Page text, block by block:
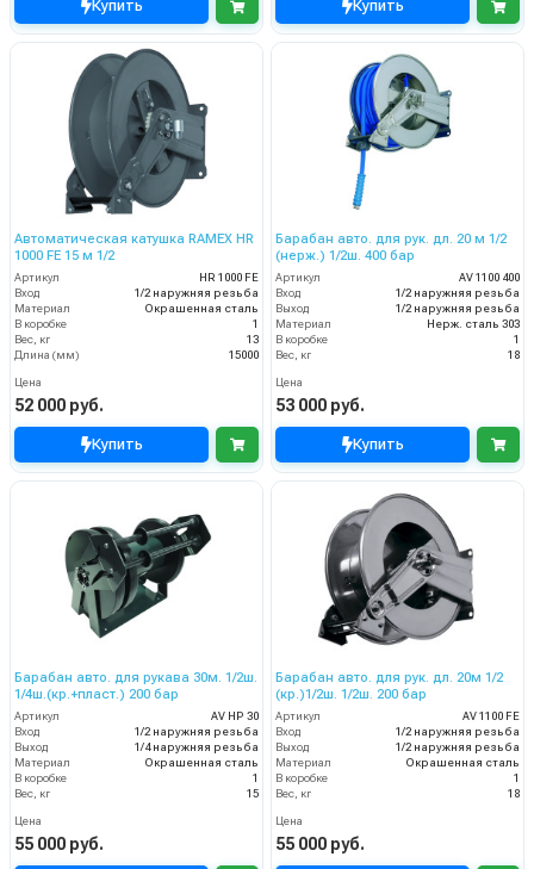
Купить Купить
Автоматическая катушка RAMEX HR
1000 FE 15 м 1/2
Артикул
HR 1000 FE
Вход
1/2 наружняя резьба
Материал
Окрашенная сталь
В коробке
1
Вес, кг
13
Длина (мм)
15000
Цена
52 000 руб.
Купить
Барабан авто. для рук. дл. 20 м 1/2
(нерж.) 1/2ш. 400 бар
Артикул
AV 1100 400
Вход
1/2 наружняя резьба
Выход
1/2 наружняя резьба
Материал
Нерж. сталь 303
В коробке
1
Вес, кг
18
Цена
53 000 руб.
Купить
Барабан авто. для рукава 30м. 1/2ш.
1/4ш.(кр.+пласт.) 200 бар
Артикул
AV HP 30
Вход
1/2 наружняя резьба
Выход
1/4 наружняя резьба
Материал
Окрашенная сталь
В коробке
1
Вес, кг
15
Цена
55 000 руб.
Барабан авто. для рук. дл. 20м 1/2
(кр.)1/2ш. 1/2ш. 200 бар
Артикул
AV 1100 FE
Вход
1/2 наружняя резьба
Выход
1/2 наружняя резьба
Материал
Окрашенная сталь
В коробке
1
Вес, кг
18
Цена
55 000 руб.